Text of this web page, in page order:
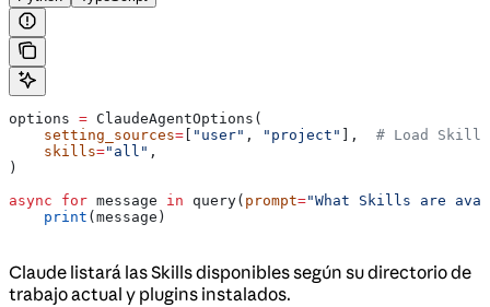
options = ClaudeAgentOptions(
    setting_sources
= "user" , "project" ], # Load
    skills
="all" ,
)
async for message in query( prompt="What Skills are
    print
(message)
Claude listará las Skills disponibles según su directorio de
trabajo actual y plugins instalados.